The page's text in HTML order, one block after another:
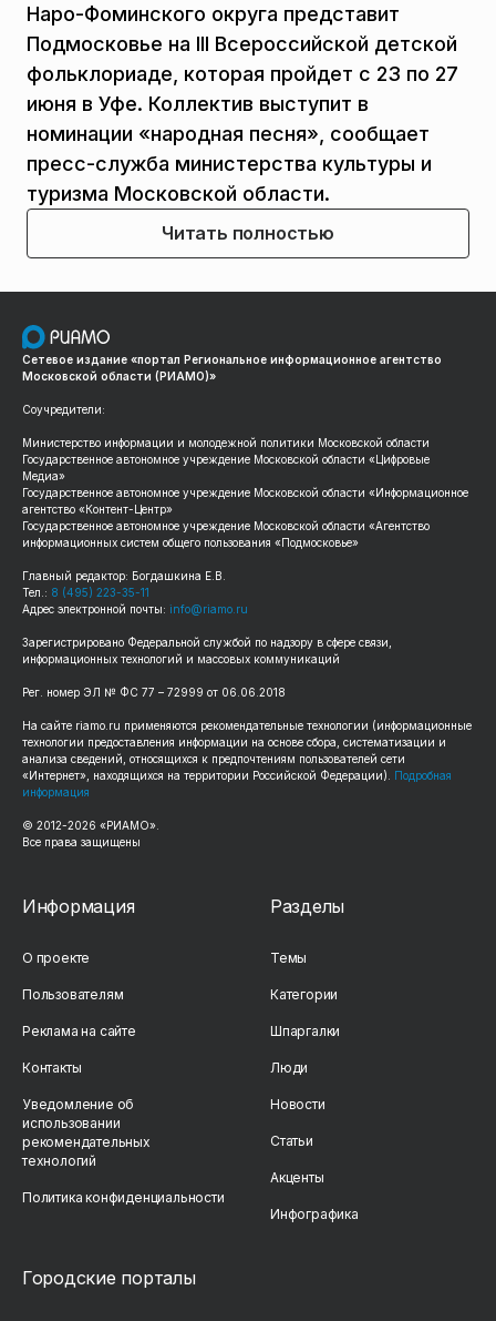
Наро-Фоминского округа представит
Подмосковье на III Всероссийской детской
фольклориаде, которая пройдет с 23 по 27
июня в Уфе. Коллектив выступит в
номинации «народная песня», сообщает
пресс-служба министерства культуры и
туризма Московской области.
Читать полностью
Сетевое издание «портал Региональное информационное агентство
Московской области (РИАМО)»
Соучредители:
Министерство информации и молодежной политики Московской области
Государственное автономное учреждение Московской области «Цифровые
Медиа»
Государственное автономное учреждение Московской области «Информационное
агентство «Контент-Центр»
Государственное автономное учреждение Московской области «Агентство
информационных систем общего пользования «Подмосковье»
Главный редактор: Богдашкина Е.В.
Тел.: 8 (495) 223-35-11
Адрес электронной почты: info@riamo.ru
Зарегистрировано Федеральной службой по надзору в сфере связи,
информационных технологий и массовых коммуникаций
Рег. номер ЭЛ № ФС 77 – 72999 от 06.06.2018
На сайте riamo.ru применяются рекомендательные технологии (информационные
технологии предоставления информации на основе сбора, систематизации и
анализа сведений, относящихся к предпочтениям пользователей сети
«Интернет», находящихся на территории Российской Федерации). Подробная
информация
© 2012-2026 «РИАМО».
Все права защищены
Информация
О проекте
Пользователям
Реклама на сайте
Контакты
Уведомление об
использовании
рекомендательных
технологий
Политика конфиденциальности
Разделы
Темы
Категории
Шпаргалки
Люди
Новости
Статьи
Акценты
Инфографика
Городские порталы